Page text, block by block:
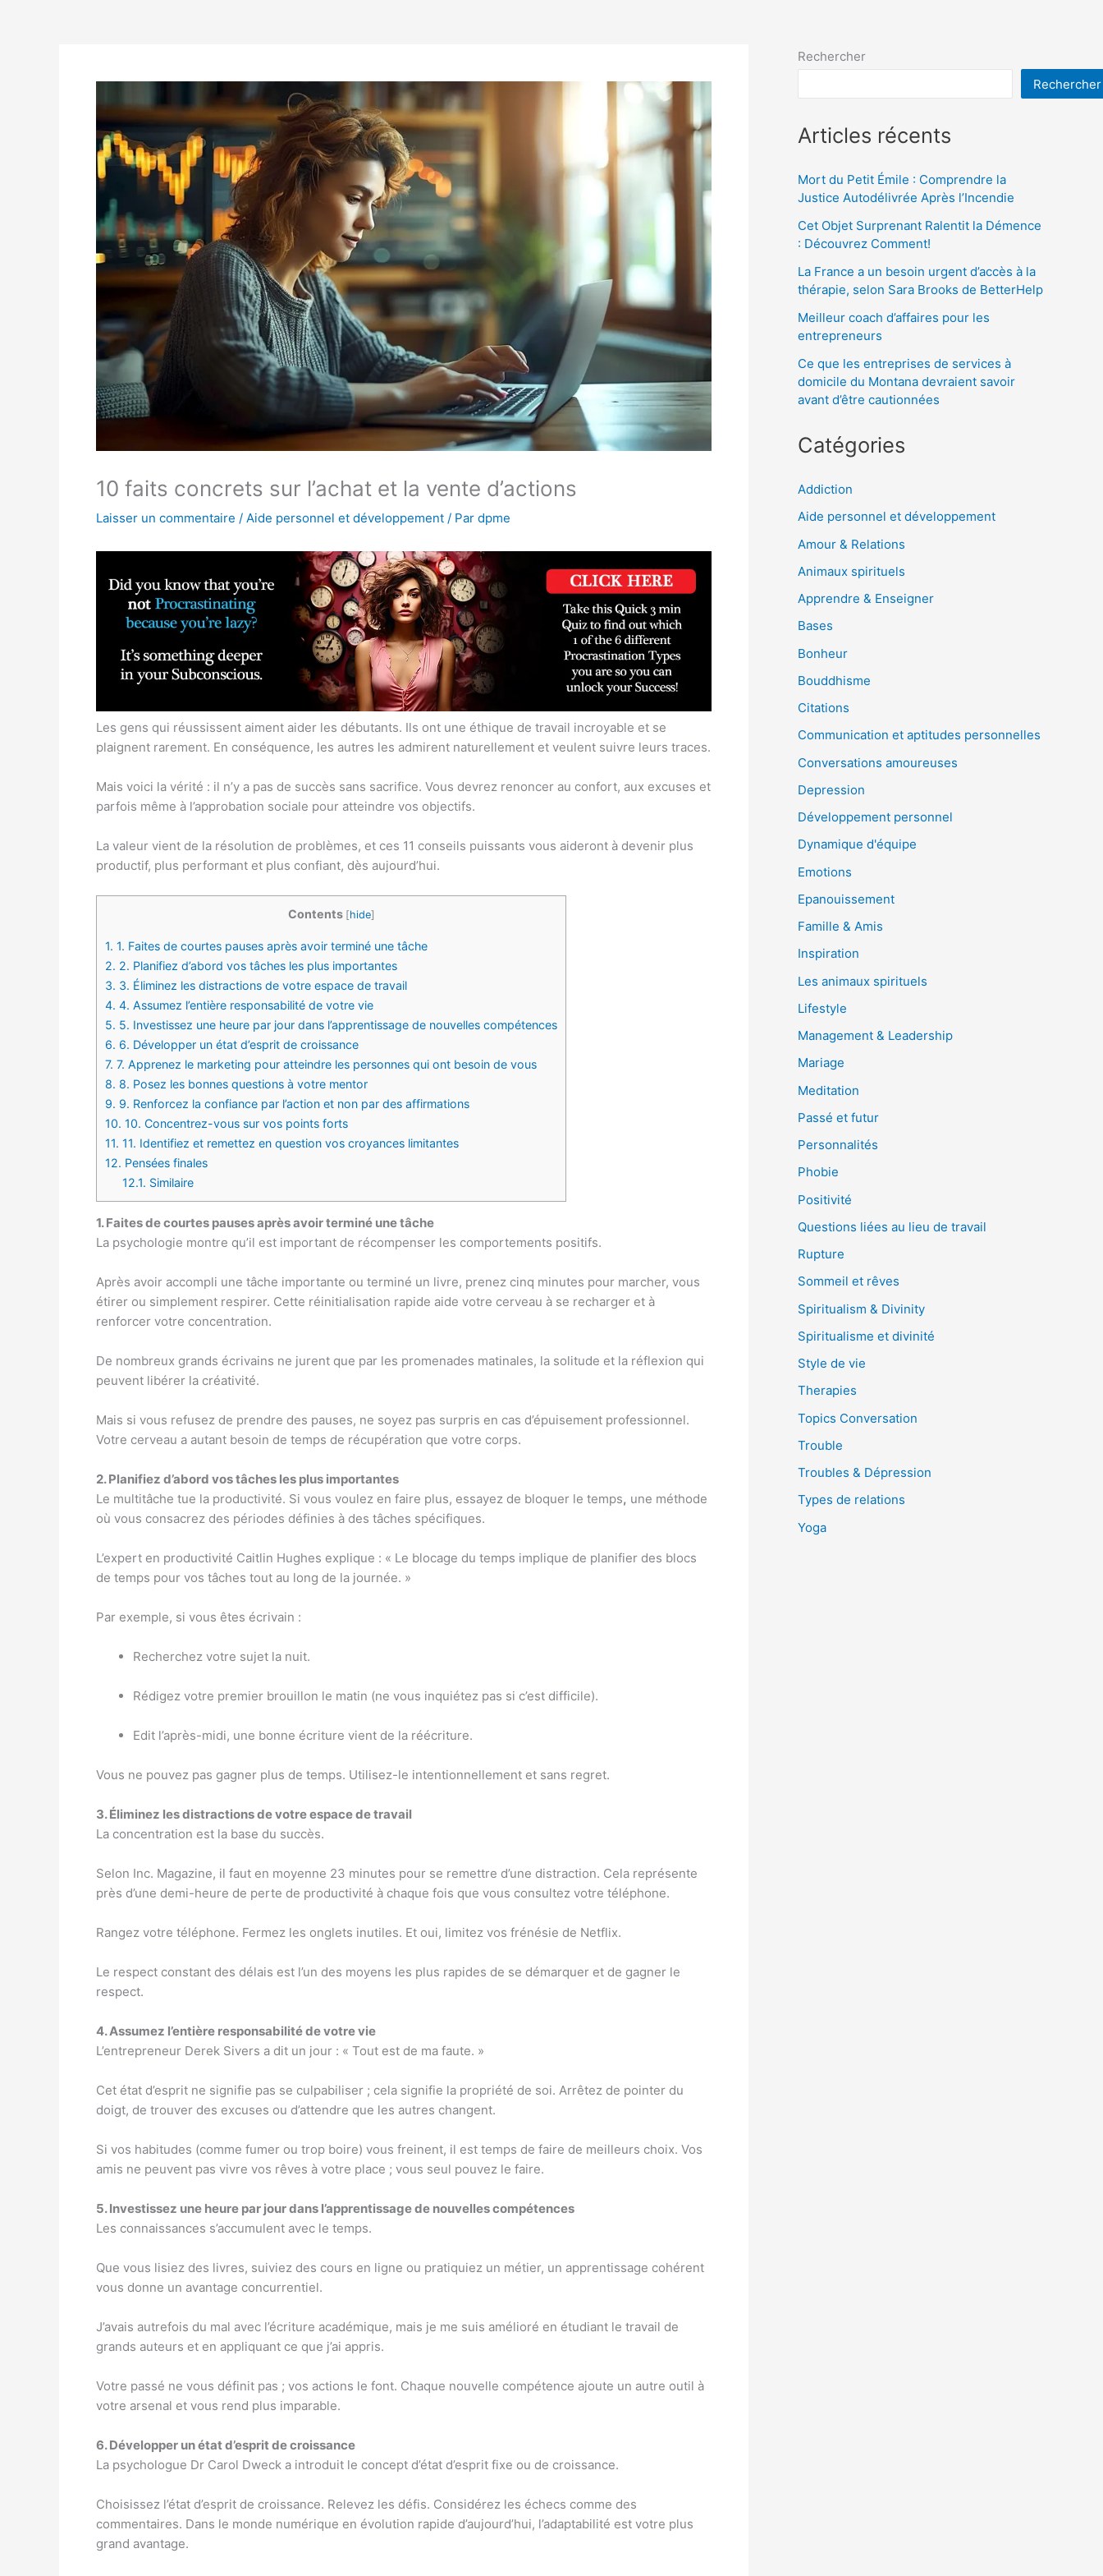
10 faits concrets sur l’achat et la vente d’actions
Laisser un commentaire / Aide personnel et développement / Par dpme
Les gens qui réussissent aiment aider les débutants. Ils ont une éthique de travail incroyable et se
plaignent rarement. En conséquence, les autres les admirent naturellement et veulent suivre leurs traces.
Mais voici la vérité : il n’y a pas de succès sans sacrifice. Vous devrez renoncer au confort, aux excuses et
parfois même à l’approbation sociale pour atteindre vos objectifs.
La valeur vient de la résolution de problèmes, et ces 11 conseils puissants vous aideront à devenir plus
productif, plus performant et plus confiant, dès aujourd’hui.
Contents [hide]
1. 1. Faites de courtes pauses après avoir terminé une tâche
2. 2. Planifiez d’abord vos tâches les plus importantes
3. 3. Éliminez les distractions de votre espace de travail
4. 4. Assumez l’entière responsabilité de votre vie
5. 5. Investissez une heure par jour dans l’apprentissage de nouvelles compétences
6. 6. Développer un état d’esprit de croissance
7. 7. Apprenez le marketing pour atteindre les personnes qui ont besoin de vous
8. 8. Posez les bonnes questions à votre mentor
9. 9. Renforcez la confiance par l’action et non par des affirmations
10. 10. Concentrez-vous sur vos points forts
11. 11. Identifiez et remettez en question vos croyances limitantes
12. Pensées finales
12.1. Similaire
1. Faites de courtes pauses après avoir terminé une tâche
La psychologie montre qu’il est important de récompenser les comportements positifs.
Après avoir accompli une tâche importante ou terminé un livre, prenez cinq minutes pour marcher, vous
étirer ou simplement respirer. Cette réinitialisation rapide aide votre cerveau à se recharger et à
renforcer votre concentration.
De nombreux grands écrivains ne jurent que par les promenades matinales, la solitude et la réflexion qui
peuvent libérer la créativité.
Mais si vous refusez de prendre des pauses, ne soyez pas surpris en cas d’épuisement professionnel.
Votre cerveau a autant besoin de temps de récupération que votre corps.
2. Planifiez d’abord vos tâches les plus importantes
Le multitâche tue la productivité. Si vous voulez en faire plus, essayez de bloquer le temps, une méthode
où vous consacrez des périodes définies à des tâches spécifiques.
L’expert en productivité Caitlin Hughes explique : « Le blocage du temps implique de planifier des blocs
de temps pour vos tâches tout au long de la journée. »
Par exemple, si vous êtes écrivain :
Recherchez votre sujet la nuit.
Rédigez votre premier brouillon le matin (ne vous inquiétez pas si c’est difficile).
Edit l’après-midi, une bonne écriture vient de la réécriture.
Vous ne pouvez pas gagner plus de temps. Utilisez-le intentionnellement et sans regret.
3. Éliminez les distractions de votre espace de travail
La concentration est la base du succès.
Selon Inc. Magazine, il faut en moyenne 23 minutes pour se remettre d’une distraction. Cela représente
près d’une demi-heure de perte de productivité à chaque fois que vous consultez votre téléphone.
Rangez votre téléphone. Fermez les onglets inutiles. Et oui, limitez vos frénésie de Netflix.
Le respect constant des délais est l’un des moyens les plus rapides de se démarquer et de gagner le
respect.
4. Assumez l’entière responsabilité de votre vie
L’entrepreneur Derek Sivers a dit un jour : « Tout est de ma faute. »
Cet état d’esprit ne signifie pas se culpabiliser ; cela signifie la propriété de soi. Arrêtez de pointer du
doigt, de trouver des excuses ou d’attendre que les autres changent.
Si vos habitudes (comme fumer ou trop boire) vous freinent, il est temps de faire de meilleurs choix. Vos
amis ne peuvent pas vivre vos rêves à votre place ; vous seul pouvez le faire.
5. Investissez une heure par jour dans l’apprentissage de nouvelles compétences
Les connaissances s’accumulent avec le temps.
Que vous lisiez des livres, suiviez des cours en ligne ou pratiquiez un métier, un apprentissage cohérent
vous donne un avantage concurrentiel.
J’avais autrefois du mal avec l’écriture académique, mais je me suis amélioré en étudiant le travail de
grands auteurs et en appliquant ce que j’ai appris.
Votre passé ne vous définit pas ; vos actions le font. Chaque nouvelle compétence ajoute un autre outil à
votre arsenal et vous rend plus imparable.
6. Développer un état d’esprit de croissance
La psychologue Dr Carol Dweck a introduit le concept d’état d’esprit fixe ou de croissance.
Choisissez l’état d’esprit de croissance. Relevez les défis. Considérez les échecs comme des
commentaires. Dans le monde numérique en évolution rapide d’aujourd’hui, l’adaptabilité est votre plus
grand avantage.
Rechercher
Rechercher
Articles récents
Mort du Petit Émile : Comprendre la
Justice Autodélivrée Après l’Incendie
Cet Objet Surprenant Ralentit la Démence
: Découvrez Comment!
La France a un besoin urgent d’accès à la
thérapie, selon Sara Brooks de BetterHelp
Meilleur coach d’affaires pour les
entrepreneurs
Ce que les entreprises de services à
domicile du Montana devraient savoir
avant d’être cautionnées
Catégories
Addiction
Aide personnel et développement
Amour & Relations
Animaux spirituels
Apprendre & Enseigner
Bases
Bonheur
Bouddhisme
Citations
Communication et aptitudes personnelles
Conversations amoureuses
Depression
Développement personnel
Dynamique d'équipe
Emotions
Epanouissement
Famille & Amis
Inspiration
Les animaux spirituels
Lifestyle
Management & Leadership
Mariage
Meditation
Passé et futur
Personnalités
Phobie
Positivité
Questions liées au lieu de travail
Rupture
Sommeil et rêves
Spiritualism & Divinity
Spiritualisme et divinité
Style de vie
Therapies
Topics Conversation
Trouble
Troubles & Dépression
Types de relations
Yoga